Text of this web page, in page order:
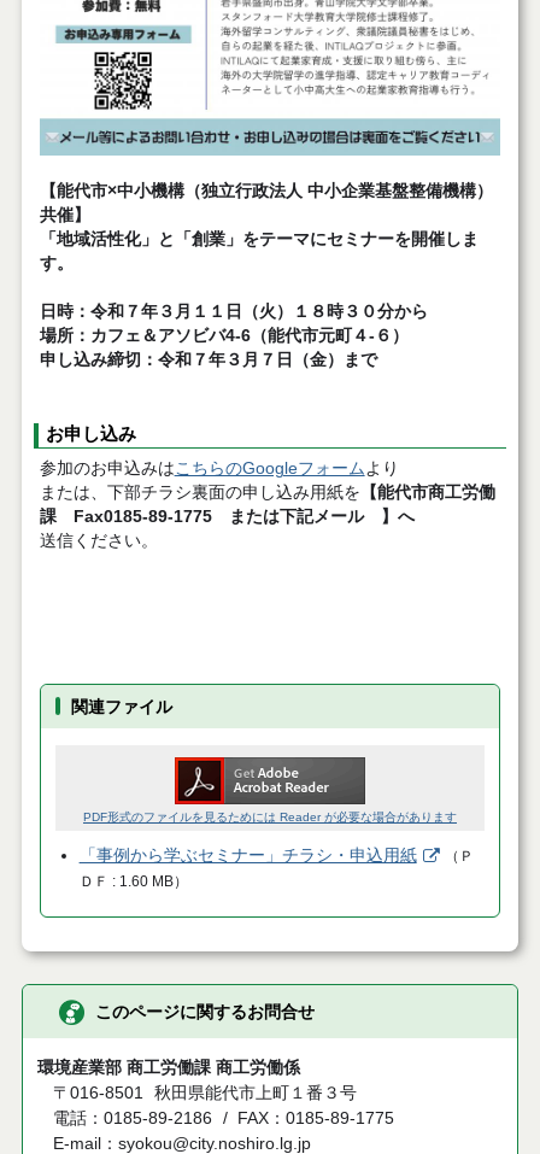
【能代市×中小機構（独立行政法人 中小企業基盤整備機構）
共催】
「地域活性化」と「創業」をテーマにセミナーを開催しま
す。
日時：令和７年３月１１日（火）１８時３０分から
場所：カフェ＆アソビバ4-6（能代市元町４-６）
申し込み締切：令和７年３月７日（金）まで
お申し込み
参加のお申込みはこちらのGoogleフォームより
または、下部チラシ裏面の申し込み用紙を 【能代市商工労働
課 Fax0185-89-1775 または下記メール 】へ
送信ください。
関連ファイル
PDF形式のファイルを見るためには Reader が必要な場合があります
「事例から学ぶセミナー」チラシ・申込用紙 （ Ｐ
ＤＦ
1.60 MB）
このページに関するお問合せ
環境産業部 商工労働課 商工労働係
〒016-8501
秋田県能代市上町１番３号
電話：0185-89-2186
FAX：0185-89-1775
E-mail：syokou@city.noshiro.lg.jp